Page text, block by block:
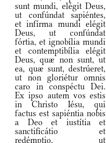
sunt mundi, elégit Deus,
ut confúndat sapiéntes,
et infírma mundi elégit
Deus, ut confúndat
fórtia, et ignobília mundi
et contemptibília elégit
Deus, quæ non sunt, ut
ea, quæ sunt, destrúeret,
ut non gloriétur omnis
caro in conspéctu Dei.
Ex ipso autem vos estis
in Christo Iésu, qui
factus est sapiéntia nobis
a Deo et iustítia et
sanctificátio et
redémptio, ut